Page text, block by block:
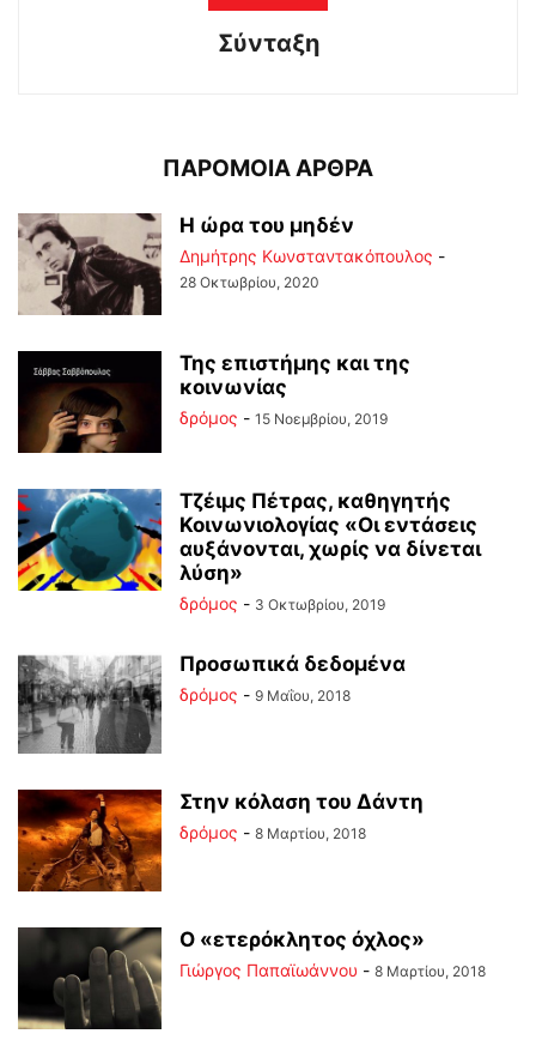
Σύνταξη
ΠΑΡΟΜΟΙΑ ΑΡΘΡΑ
Η ώρα του μηδέν
Δημήτρης Κωνσταντακόπουλος -
28 Οκτωβρίου, 2020
Της επιστήμης και της
κοινωνίας
δρόμος - 15 Νοεμβρίου, 2019
Τζέιμς Πέτρας, καθηγητής
Κοινωνιολογίας «Οι εντάσεις
αυξάνονται, χωρίς να δίνεται
λύση»
δρόμος - 3 Οκτωβρίου, 2019
Προσωπικά δεδομένα
δρόμος - 9 Μαΐου, 2018
Στην κόλαση του Δάντη
δρόμος - 8 Μαρτίου, 2018
Ο «ετερόκλητος όχλος»
Γιώργος Παπαϊωάννου - 8 Μαρτίου, 2018